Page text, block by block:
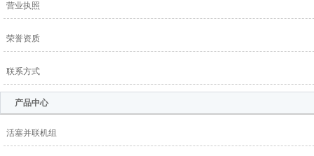
营业执照
荣誉资质
联系方式
产品中心
活塞并联机组